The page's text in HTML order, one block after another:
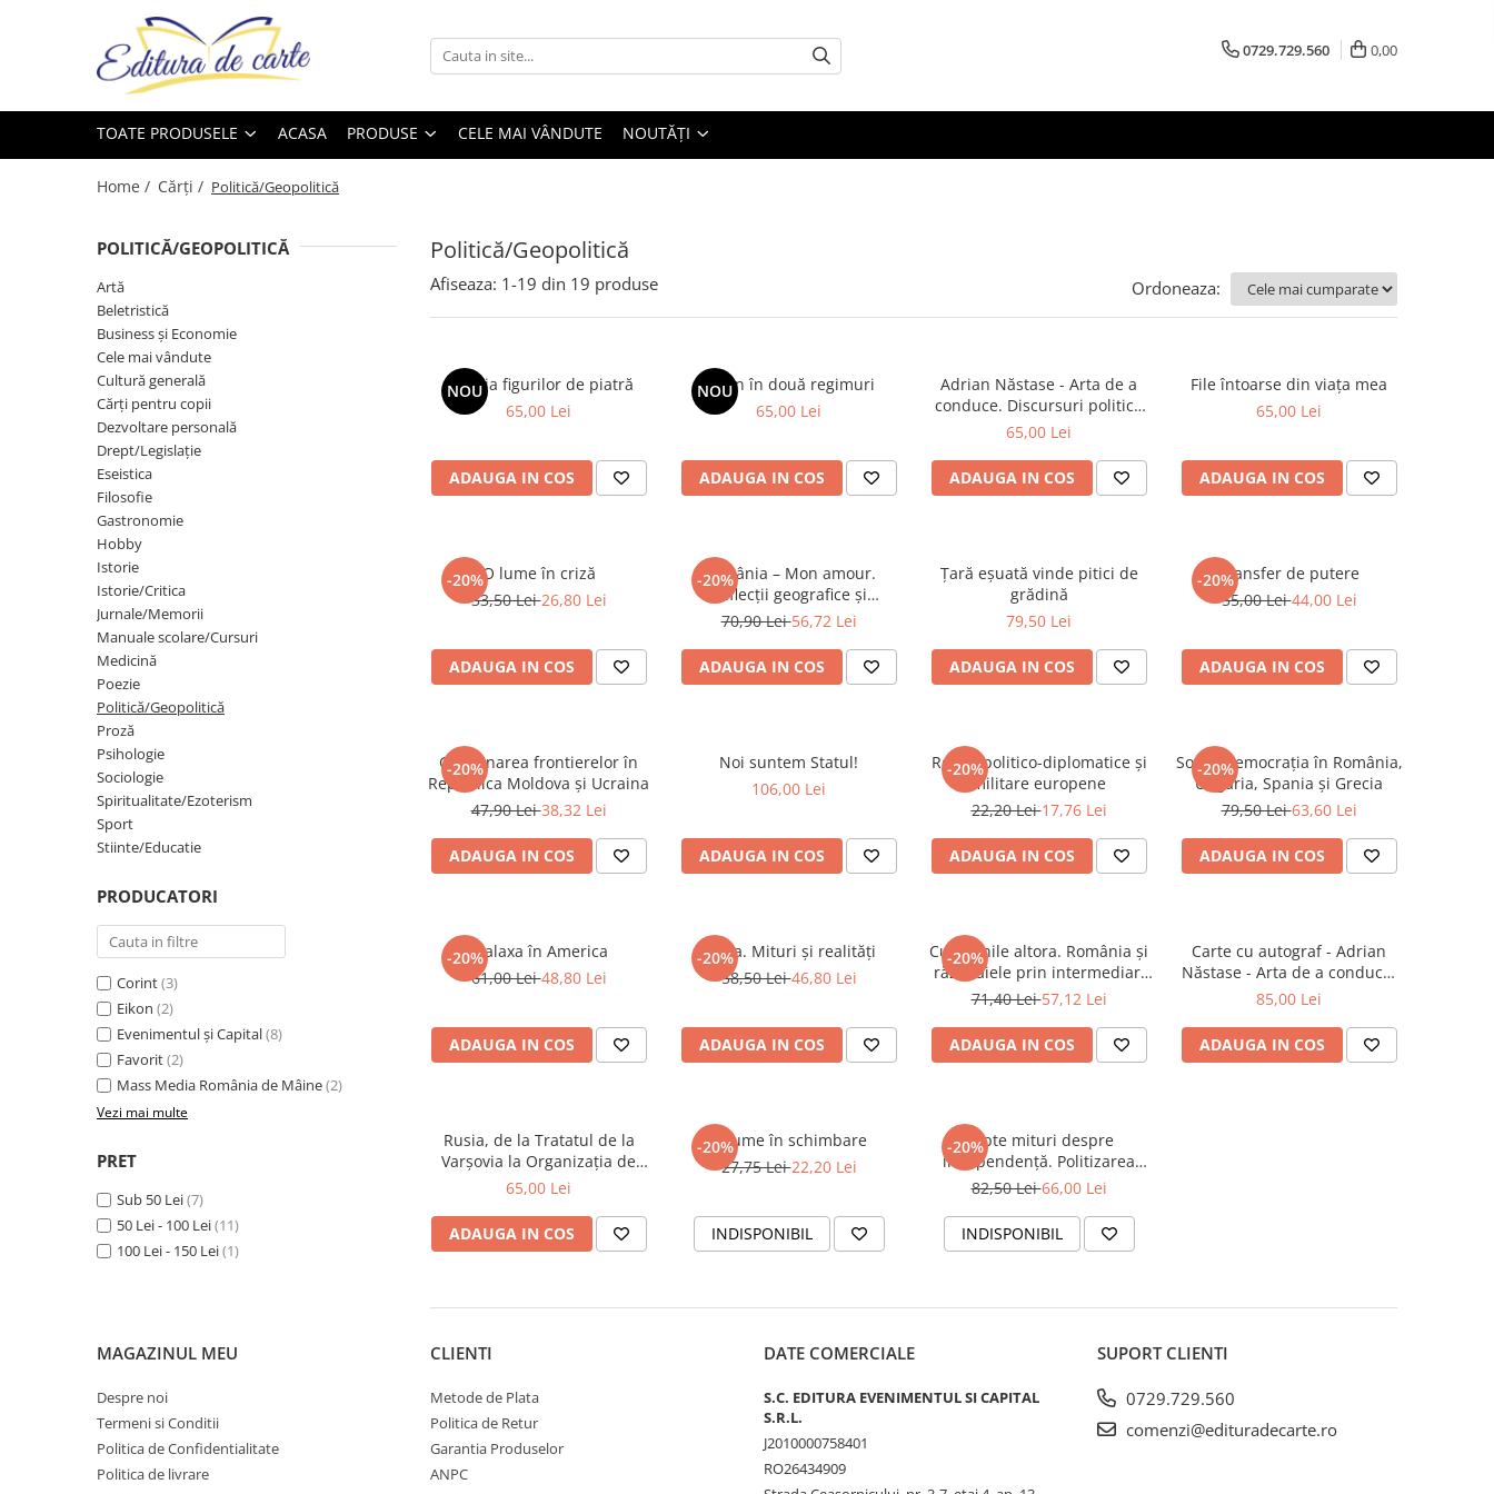
Toate Produsele
Evenimentul Zilei
Beletristică
Business și Economie
Cele mai vândute
Cultură generală
Cărți pentru copii
Dezvoltare personală
Drept/Legislație
Gastronomie
Istorie/Critica
Jurnale/Memorii
Manuale scolare/Cursuri
Spiritualitate/Ezoterism
Stiinte/Educatie
Produse
Noutăți
0729.729.560 0,00
TOATE PRODUSELE ACASA PRODUSE CELE MAI VÂNDUTE NOUTĂȚI
Home / Cărți / Politică/Geopolitică
Politică/Geopolitică
POLITICĂ/GEOPOLITICĂ
Artă
Beletristică
Business și Economie
Cele mai vândute
Cultură generală
Cărți pentru copii
Dezvoltare personală
Drept/Legislație
Eseistica
Filosofie
Gastronomie
Hobby
Istorie
Istorie/Critica
Jurnale/Memorii
Manuale scolare/Cursuri
Medicină
Poezie
Politică/Geopolitică
Proză
Psihologie
Sociologie
Spiritualitate/Ezoterism
Sport
Stiinte/Educatie
PRODUCATORI
Corint(3)
Eikon (2)
Evenimentul și Capital(8)
Favorit(2)
Mass Media România de Mâine(2)
Vezi mai multe
PRET
Sub 50 Lei(7)
50 Lei - 100 Lei(11)
100 Lei - 150 Lei(1)
Afiseaza: 1-19 din 19 produse Ordoneaza:
NOU
Galeria figurilor de piatră
65,00 Lei
ADAUGA IN COS
NOU
Spion în două regimuri
65,00 Lei
ADAUGA IN COS
Adrian Năstase - Arta de a
conduce. Discursuri politice
(2000-2013)
65,00 Lei
ADAUGA IN COS
File întoarse din viața mea
65,00 Lei
ADAUGA IN COS
-20%O lume în criză
33,50 Lei26,80 Lei
ADAUGA IN COS
-20%
România – Mon amour.
Reflecții geografice și
geopolitic
70,90 Lei56,72 Lei
ADAUGA IN COS
Țară eșuată vinde pitici de
grădină
79,50 Lei
ADAUGA IN COS
-20%Transfer de putere
55,00 Lei44,00 Lei
ADAUGA IN COS
-20%
Gestionarea frontierelor în
Republica Moldova și Ucraina
47,90 Lei38,32 Lei
ADAUGA IN COS
Noi suntem Statul!
106,00 Lei
ADAUGA IN COS
-20%
Relații politico-diplomatice și
militare europene
22,20 Lei17,76 Lei
ADAUGA IN COS
-20%
Social-democrația în România,
Ungaria, Spania și Grecia
79,50 Lei63,60 Lei
ADAUGA IN COS
-20%Malaxa în America
61,00 Lei48,80 Lei
ADAUGA IN COS
-20%
Rusia. Mituri și realități
58,50 Lei46,80 Lei
ADAUGA IN COS
-20%
Cu mâinile altora. România și
războaiele prin intermediari
în Africa (1970-1985)
71,40 Lei57,12 Lei
ADAUGA IN COS
Carte cu autograf - Adrian
Năstase - Arta de a conduce.
Discursuri politice (2000-2013)
85,00 Lei
ADAUGA IN COS
Rusia, de la Tratatul de la
Varșovia la Organizația de
Cooperare de la Shanghai și
65,00 Lei
ADAUGA IN COS
-20%
O lume în schimbare
27,75 Lei22,20 Lei
INDISPONIBIL
-20%Șapte mituri despre
independență. Politizarea
istoriei
82,50 Lei66,00 Lei
INDISPONIBIL
MAGAZINUL MEU
Despre noi
Termeni si Conditii
Politica de Confidentialitate
Politica de livrare
CLIENTI
Metode de Plata
Politica de Retur
Garantia Produselor
ANPC
DATE COMERCIALE
S.C. EDITURA EVENIMENTUL SI CAPITAL
S.R.L.
J2010000758401
RO26434909
SUPORT CLIENTI
0729.729.560
comenzi@edituradecarte.ro